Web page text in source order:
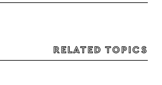
RELATED TOPICS